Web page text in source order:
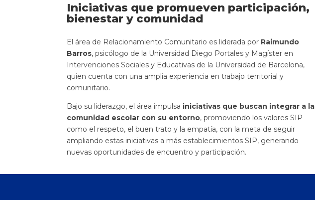
Iniciativas que promueven participación,
bienestar y comunidad
El área de Relacionamiento Comunitario es liderada por Raimundo
Barros, psicólogo de la Universidad Diego Portales y Magíster en
Intervenciones Sociales y Educativas de la Universidad de Barcelona,
quien cuenta con una amplia experiencia en trabajo territorial y
comunitario.
Bajo su liderazgo, el área impulsa iniciativas que buscan integrar a la
comunidad escolar con su entorno, promoviendo los valores SIP
como el respeto, el buen trato y la empatía, con la meta de seguir
ampliando estas iniciativas a más establecimientos SIP, generando
nuevas oportunidades de encuentro y participación.